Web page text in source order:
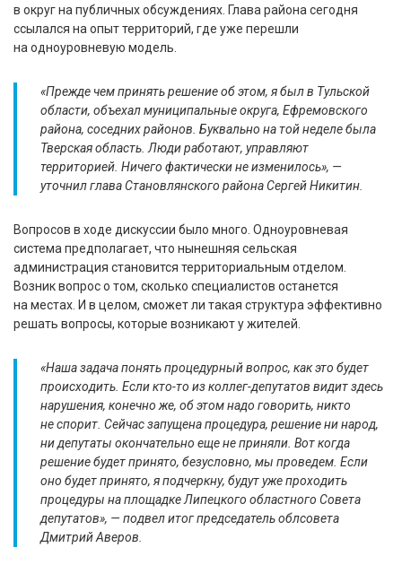
в округ на публичных обсуждениях. Глава района сегодня
ссылался на опыт территорий, где уже перешли
на одноуровневую модель.
«Прежде чем принять решение об этом, я был в Тульской
области, объехал муниципальные округа, Ефремовского
района, соседних районов. Буквально на той неделе была
Тверская область. Люди работают, управляют
территорией. Ничего фактически не изменилось», —
уточнил глава Становлянского района Сергей Никитин.
Вопросов в ходе дискуссии было много. Одноуровневая
система предполагает, что нынешняя сельская
администрация становится территориальным отделом.
Возник вопрос о том, сколько специалистов останется
на местах. И в целом, сможет ли такая структура эффективно
решать вопросы, которые возникают у жителей.
«Наша задача понять процедурный вопрос, как это будет
происходить. Если кто-то из коллег-депутатов видит здесь
нарушения, конечно же, об этом надо говорить, никто
не спорит. Сейчас запущена процедура, решение ни народ,
ни депутаты окончательно еще не приняли. Вот когда
решение будет принято, безусловно, мы проведем. Если
оно будет принято, я подчеркну, будут уже проходить
процедуры на площадке Липецкого областного Совета
депутатов», — подвел итог председатель облсовета
Дмитрий Аверов.